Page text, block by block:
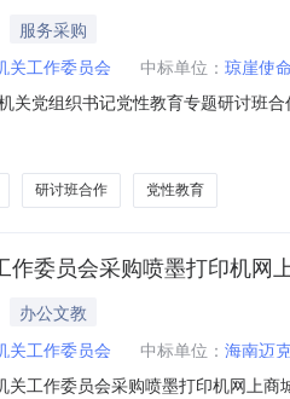
服务采购
关工作委员会 中标单位： 琼崖使
关党组织书记党性教育专题研讨班
专题研讨班项目合作机构为：琼崖
询价单研讨班合作 党性教育
作委员会采购喷墨打印机网
办公文教
关工作委员会 中标单位： 海南迈
关工作委员会采购喷墨打印机网上